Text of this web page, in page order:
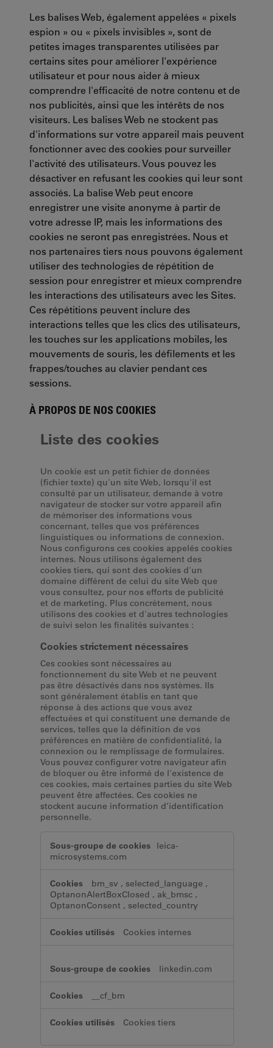
Les balises Web, également appelées « pixels
espion » ou « pixels invisibles », sont de
petites images transparentes utilisées par
certains sites pour améliorer l'expérience
utilisateur et pour nous aider à mieux
comprendre l'efficacité de notre contenu et de
nos publicités, ainsi que les intérêts de nos
visiteurs. Les balises Web ne stockent pas
d'informations sur votre appareil mais peuvent
fonctionner avec des cookies pour surveiller
l'activité des utilisateurs. Vous pouvez les
désactiver en refusant les cookies qui leur sont
associés. La balise Web peut encore
enregistrer une visite anonyme à partir de
votre adresse IP, mais les informations des
cookies ne seront pas enregistrées. Nous et
nos partenaires tiers nous pouvons également
utiliser des technologies de répétition de
session pour enregistrer et mieux comprendre
les interactions des utilisateurs avec les Sites.
Ces répétitions peuvent inclure des
interactions telles que les clics des utilisateurs,
les touches sur les applications mobiles, les
mouvements de souris, les défilements et les
frappes/touches au clavier pendant ces
sessions.
À PROPOS DE NOS COOKIES
Liste des cookies
Un cookie est un petit fichier de données
(fichier texte) qu'un site Web, lorsqu'il est
consulté par un utilisateur, demande à votre
navigateur de stocker sur votre appareil afin
de mémoriser des informations vous
concernant, telles que vos préférences
linguistiques ou informations de connexion.
Nous configurons ces cookies appelés cookies
internes. Nous utilisons également des
cookies tiers, qui sont des cookies d'un
domaine différent de celui du site Web que
vous consultez, pour nos efforts de publicité
et de marketing. Plus concrètement, nous
utilisons des cookies et d'autres technologies
de suivi selon les finalités suivantes :
Cookies strictement nécessaires
Ces cookies sont nécessaires au
fonctionnement du site Web et ne peuvent
pas être désactivés dans nos systèmes. Ils
sont généralement établis en tant que
réponse à des actions que vous avez
effectuées et qui constituent une demande de
services, telles que la définition de vos
préférences en matière de confidentialité, la
connexion ou le remplissage de formulaires.
Vous pouvez configurer votre navigateur afin
de bloquer ou être informé de l'existence de
ces cookies, mais certaines parties du site Web
peuvent être affectées. Ces cookies ne
stockent aucune information d’identification
personnelle.
strictement
nécessaires
leica-
microsystems.com
bm_sv , selected_language ,
OptanonAlertBoxClosed , ak_bmsc ,
OptanonConsent , selected_country
Cookies internes
linkedin.com
__cf_bm
Cookies tiers